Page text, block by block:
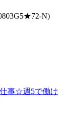
N)
仕事☆週5で働け